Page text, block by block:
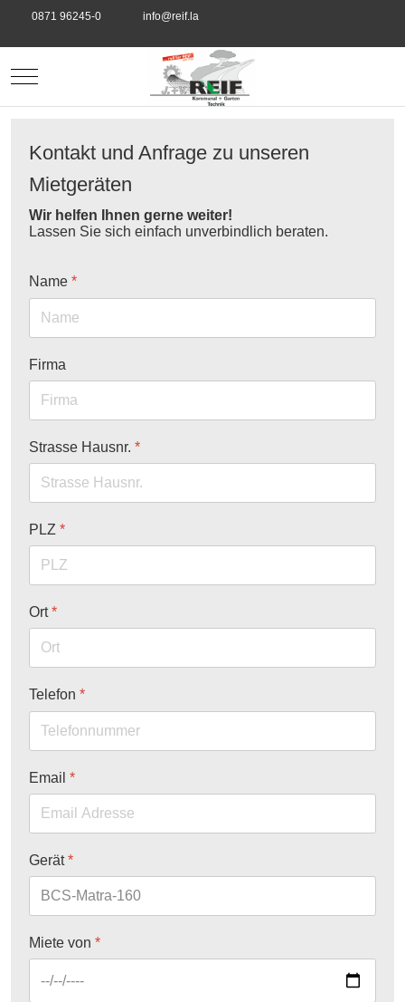
0871 96245-0 info@reif.la
Mobile Menu Toggle
Kontakt und Anfrage zu unseren
Mietgeräten
Wir helfen Ihnen gerne weiter!
Lassen Sie sich einfach unverbindlich beraten.
Name *
Firma
Strasse Hausnr. *
PLZ *
Ort*
Telefon *
Email *
Gerät*
Miete von *